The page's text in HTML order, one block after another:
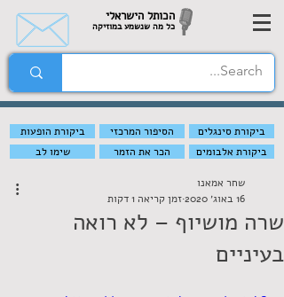
הכותל הישראלי
כל מה שנשמע במוזיקה
ביקורת הופעות הסיפור המרכזי
ביקורת סינגלים
שימו לב
הכר את הזמר ביקורת אלבומים
שרה מושיוף – לא רואה
בעיניים
שחר אמאנו
16 באוג׳ 2020
זמן קריאה 1 דקות